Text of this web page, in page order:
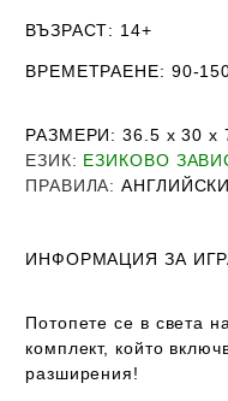
ВЪЗРАСТ: 14+
ВРЕМЕТРАЕНЕ: 90-
РАЗМЕРИ: 36.5 х 30 х
ЕЗИК: ЕЗИКОВО
ПРАВИЛА: АНГЛИЙСКИ
ИНФОРМАЦИЯ ЗА
Потопете се в света
комплект, който
разширения!